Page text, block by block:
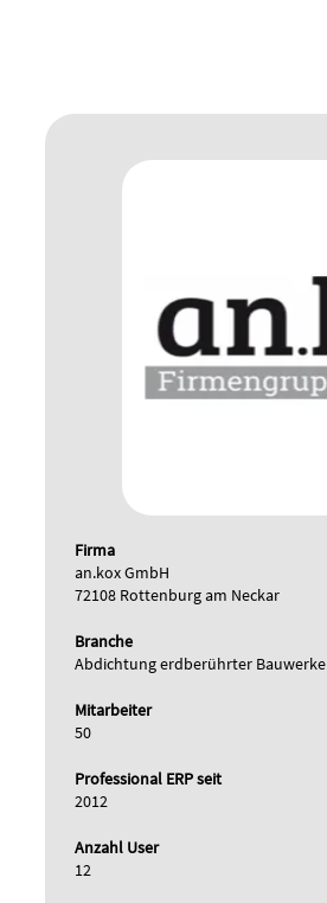
Firma
an.kox GmbH
72108 Rottenburg am Neckar
Branche
Abdichtung erdberührter Bauwerke
Mitarbeiter
50
Professional ERP seit
2012
Anzahl User
12